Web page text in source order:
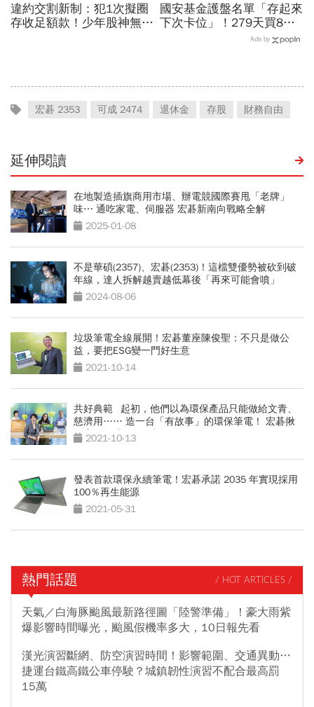
違約交割新制：犯1次擬圈
存收足額款！少年股神無本
國安基金護盤名單「存起來
下次卡位」！279天買8檔
翻倍賺百億：鴻海、台達
Ads by
宏碁 2353 可成 2474 退休金 存股 財務自由
延伸閱讀
在地製造插旗商用市場、辦電競國際賽甩「老牌」
味⋯ 通吃家電、伺服器 宏碁新南向戰略全解
2025-01-08
不是華碩(2357)、宏碁(2353)！這檔雙優勢被砍到破
年線，達人拆解越賣越低幕後「再來可能會噴」
2024-08-06
垃圾筆電全線展開！宏碁董座陳俊聖：不只是做公
益，要把ESG變一門好生意
2021-10-14
共好典範 起初，他們以為環保產品只能做給文青、
慈濟用…… 造一台「有故事」的環保筆電！ 宏碁揪
仁寶、友達700天大冒險
2021-10-13
發表首款環保永續筆電！宏碁承諾 2035 年實現採用
100％再生能源
2021-05-31
熱門話題 / HOT ARTICLES /
天氣／白海豚颱風最新路徑圖「陸警準備」！豪大雨紫
爆影響時間曝光，颱風假機率多大，10日報先看
漢光演習斷網、防空演習時間！影響範圍、交通異動…
捷運台鐵高鐵公車停駛？城鎮韌性演習不配合最高罰
15萬